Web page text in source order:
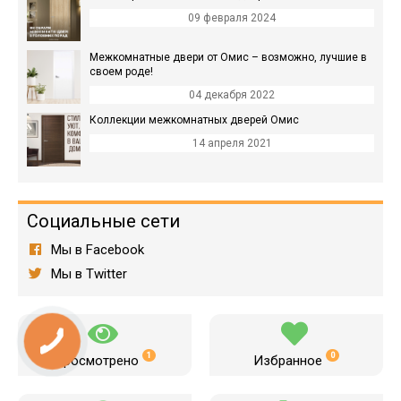
09 февраля 2024
Межкомнатные двери от Омис – возможно, лучшие в
своем роде!
04 декабря 2022
Коллекции межкомнатных дверей Омис
14 апреля 2021
Социальные сети
Мы в Facebook
Мы в Twitter
Просмотрено 1 Избранное 0